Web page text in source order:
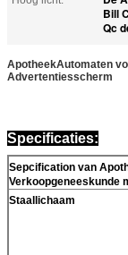
Bill
Qc
ApotheekAutomaten
Advertentiesscherm
Specificaties:
Sepcification van
Verkoopgeneeskunde
Staallichaam